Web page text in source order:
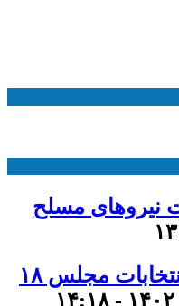
نیروهای مسلح
مهلت هیات‌های اجرایی انتخابات مجلس ۱۸